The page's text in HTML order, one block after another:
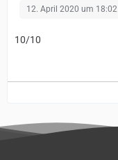
12. April 2020 um 18:02
10/10